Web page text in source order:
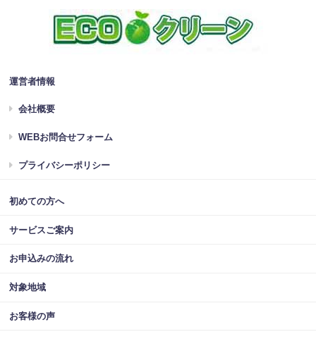
運営者情報
会社概要
WEBお問合せフォーム
プライバシーポリシー
初めての方へ
サービスご案内
お申込みの流れ
対象地域
お客様の声